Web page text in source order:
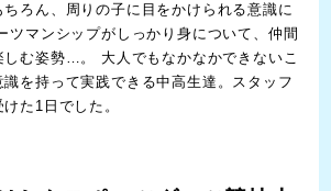
ろん、周りの子に目をかけられる意識に
ツマンシップがしっかり身について、仲間
しむ姿勢…。 大人でもなかなかできないこ
識を持って実践できる中高生達。スタッフ
た1日でした。